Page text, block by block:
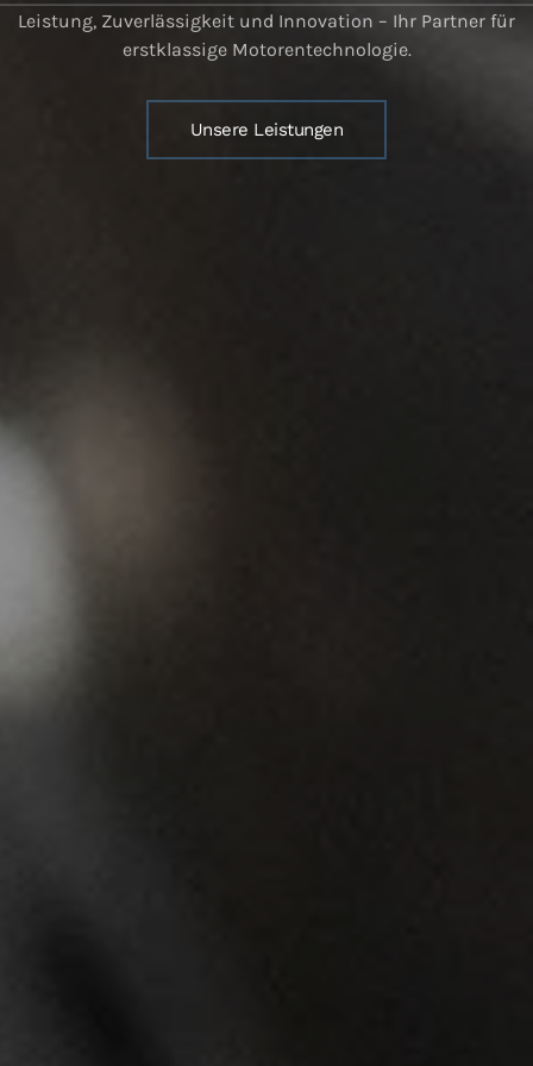
Leistung, Zuverlässigkeit und Innovation – Ihr Partner für
erstklassige Motorentechnologie.
Unsere Leistungen